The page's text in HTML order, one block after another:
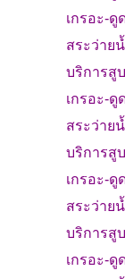
เกรอะ-ดู
สระว่าย
บริการสู
เกรอะ-ดู
สระว่าย
บริการสู
เกรอะ-ดู
สระว่าย
บริการสู
เกรอะ-ดู